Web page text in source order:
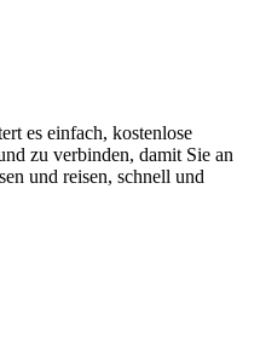
es einfach, kostenlose
zu verbinden, damit Sie an
und reisen, schnell und